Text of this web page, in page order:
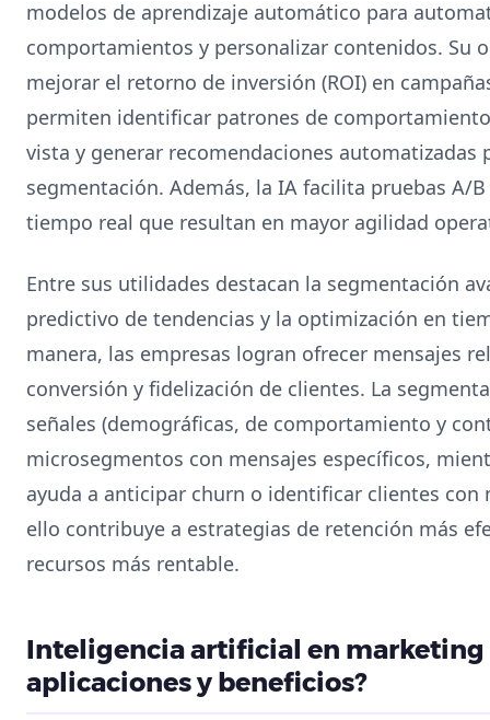
modelos de aprendizaje automático para
comportamientos y personalizar contenidos. Su
mejorar el retorno de inversión (ROI) en
permiten identificar patrones de
vista y generar recomendaciones automatizadas
segmentación. Además, la IA facilita pruebas A/
tiempo real que resultan en mayor agilidad
Entre sus utilidades destacan la segmentación
predictivo de tendencias y la optimización en
manera, las empresas logran ofrecer mensajes
conversión y fidelización de clientes. La
señales (demográficas, de comportamiento y
microsegmentos con mensajes específicos,
ayuda a anticipar churn o identificar clientes con
ello contribuye a estrategias de retención más
recursos más rentable.
Inteligencia artificial en
aplicaciones y beneficios?